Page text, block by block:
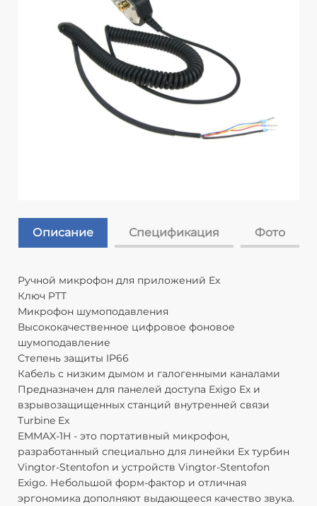
Описание Спецификация Фото
Ручной микрофон для приложений Ex
Ключ PTT
Микрофон шумоподавления
Высококачественное цифровое фоновое
шумоподавление
Степень защиты IP66
Кабель с низким дымом и галогенными каналами
Предназначен для панелей доступа Exigo Ex и
взрывозащищенных станций внутренней связи
Turbine Ex
EMMAX-1H - это портативный микрофон,
разработанный специально для линейки Ex турбин
Vingtor-Stentofon и устройств Vingtor-Stentofon
Exigo. Небольшой форм-фактор и отличная
эргономика дополняют выдающееся качество звука.